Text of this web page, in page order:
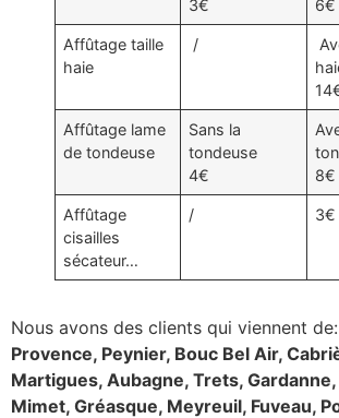
3€
6€
Affûtage taille
haie
/
Affûtage lame
de tondeuse
Sans la
tondeuse
4€
8€
Affûtage
cisailles
sécateur…
/ 3€
Nous avons des clients qui viennent de:
Provence, Peynier, Bouc Bel Air,
Martigues, Aubagne, Trets,
Mimet, Gréasque, Meyreuil, Fuveau,